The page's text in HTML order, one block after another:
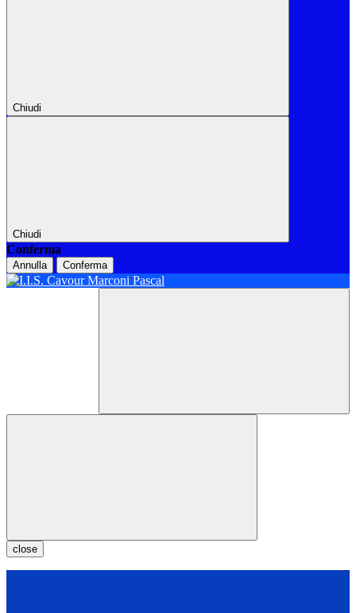
Chiudi
Chiudi
Conferma
Annulla Conferma
close